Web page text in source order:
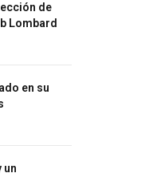
de
Lombard
en su
un